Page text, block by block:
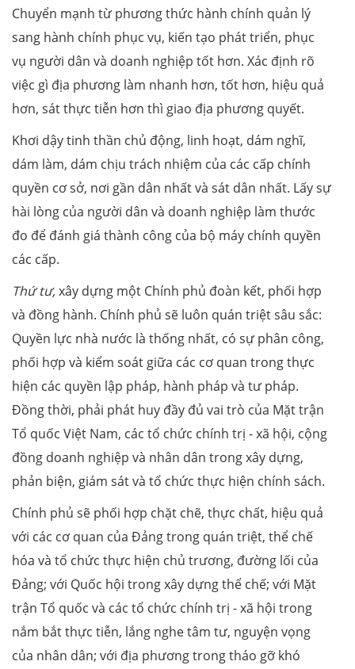
Chuyển mạnh từ phương thức hành chính quản lý
sang hành chính phục vụ, kiến tạo phát triển, phục
vụ người dân và doanh nghiệp tốt hơn. Xác định rõ
việc gì địa phương làm nhanh hơn, tốt hơn, hiệu quả
hơn, sát thực tiễn hơn thì giao địa phương quyết.
Khơi dậy tinh thần chủ động, linh hoạt, dám nghĩ,
dám làm, dám chịu trách nhiệm của các cấp chính
quyền cơ sở, nơi gần dân nhất và sát dân nhất. Lấy sự
hài lòng của người dân và doanh nghiệp làm thước
đo để đánh giá thành công của bộ máy chính quyền
các cấp.
Thứ tư,xây dựng một Chính phủ đoàn kết, phối hợp
và đồng hành. Chính phủ sẽ luôn quán triệt sâu sắc:
Quyền lực nhà nước là thống nhất, có sự phân công,
phối hợp và kiểm soát giữa các cơ quan trong thực
hiện các quyền lập pháp, hành pháp và tư pháp.
Đồng thời, phải phát huy đầy đủ vai trò của Mặt trận
Tổ quốc Việt Nam, các tổ chức chính trị - xã hội, cộng
đồng doanh nghiệp và nhân dân trong xây dựng,
phản biện, giám sát và tổ chức thực hiện chính sách.
Chính phủ sẽ phối hợp chặt chẽ, thực chất, hiệu quả
với các cơ quan của Đảng trong quán triệt, thể chế
hóa và tổ chức thực hiện chủ trương, đường lối của
Đảng; với Quốc hội trong xây dựng thể chế; với Mặt
trận Tổ quốc và các tổ chức chính trị - xã hội trong
nắm bắt thực tiễn, lắng nghe tâm tư, nguyện vọng
của nhân dân; với địa phương trong tháo gỡ khó